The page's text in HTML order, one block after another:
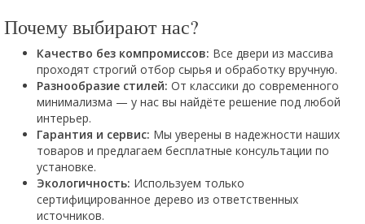
Почему выбирают нас?
Качество без компромиссов: Все двери из массива
проходят строгий отбор сырья и обработку вручную.
Разнообразие стилей: От классики до современного
минимализма — у нас вы найдёте решение под любой
интерьер.
Гарантия и сервис: Мы уверены в надежности наших
товаров и предлагаем бесплатные консультации по
установке.
Экологичность: Используем только
сертифицированное дерево из ответственных
источников.